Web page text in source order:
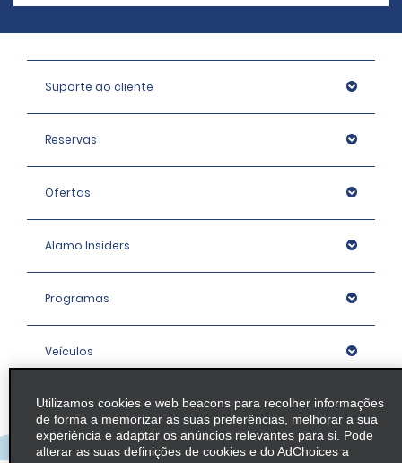
Suporte ao cliente
Reservas
Ofertas
Alamo Insiders
Programas
Veículos
Agências
Empresa
Utilizamos cookies e web beacons para recolher informações
de forma a memorizar as suas preferências, melhorar a sua
experiência e adaptar os anúncios relevantes para si. Pode
alterar as suas definições de cookies e do AdChoices a